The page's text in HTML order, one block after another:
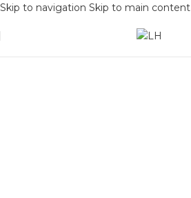
Skip to navigation Skip to main content